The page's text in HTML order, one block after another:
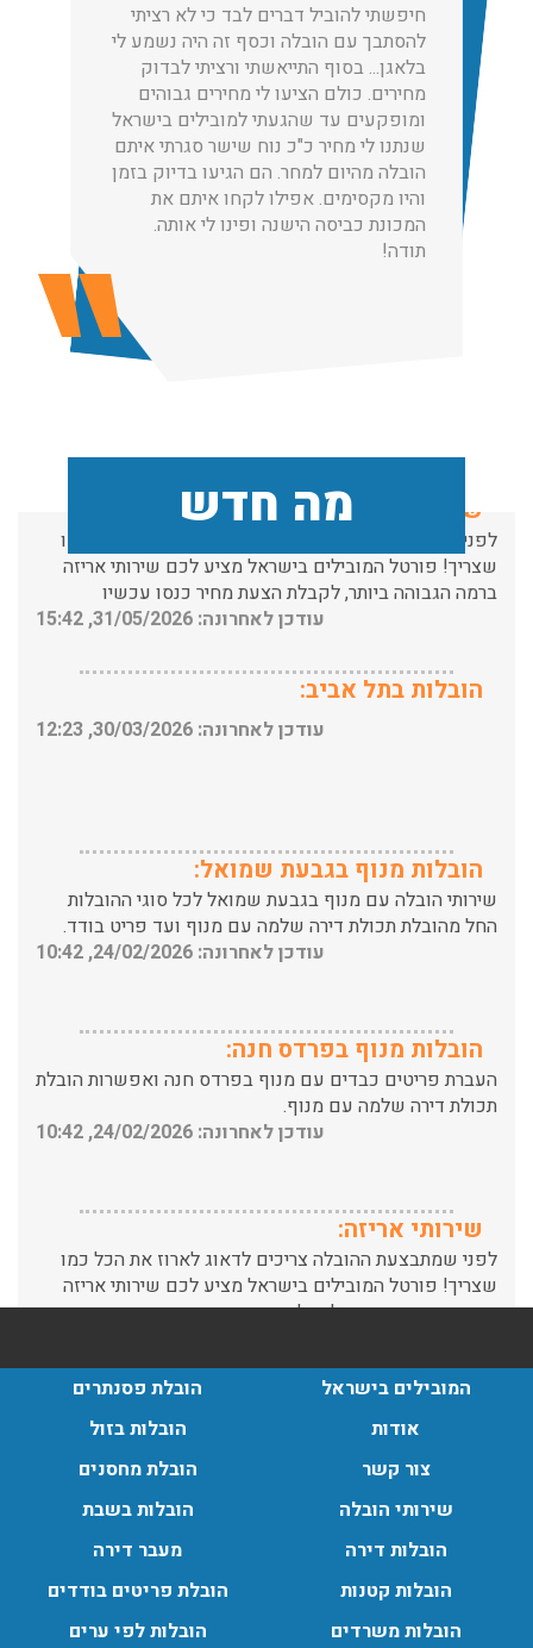
חיפשתי להוביל דברים לבד כי לא רציתי
להסתבך עם הובלה וכסף זה היה נשמע לי
בלאגן... בסוף התייאשתי ורציתי לבדוק
מחירים. כולם הציעו לי מחירים גבוהים
ומופקעים עד שהגעתי למובילים בישראל
שנתנו לי מחיר כ"כ נוח שישר סגרתי איתם
הובלה מהיום למחר. הם הגיעו בדיוק בזמן
והיו מקסימים. אפילו לקחו איתם את
המכונת כביסה הישנה ופינו לי אותה.
תודה!
מה חדש
הובלות מנוף בגבעת שמואל:
שירותי הובלה עם מנוף בגבעת שמואל לכל סוגי ההובלות
החל מהובלת תכולת דירה שלמה עם מנוף ועד פריט בודד.
עודכן לאחרונה: 24/02/2026, 10:42
העברת פריטים כבדים עם מנוף בפרדס חנה ואפשרות הובלת
שירותי אריזה:
לפני שמתבצעת ההובלה צריכים לדאוג לארוז את הכל כמו
שצריך! פורטל המובילים בישראל מציע לכם שירותי אריזה
ברמה הגבוהה ביותר, לקבלת הצעת מחיר כנסו עכשיו
עודכן לאחרונה: 31/05/2026, 15:42
עודכן לאחרונה: 30/03/2026, 12:23
שירותי הובלה עם מנוף בגבעת שמואל לכל סוגי ההובלות
החל מהובלת תכולת דירה שלמה עם מנוף ועד פריט בודד.
עודכן לאחרונה: 24/02/2026, 10:42
העברת פריטים כבדים עם מנוף בפרדס חנה ואפשרות הובלת
תכולת דירה שלמה עם מנוף.
עודכן לאחרונה: 24/02/2026, 10:42
לפני שמתבצעת ההובלה צריכים לדאוג לארוז את הכל כמו
שצריך! פורטל המובילים בישראל מציע לכם שירותי אריזה
ברמה הגבוהה ביותר, לקבלת הצעת מחיר כנסו עכשיו
עודכן לאחרונה: 31/05/2026, 15:42
עודכן לאחרונה: 30/03/2026, 12:23
הובלות מנוף בגבעת שמואל:
החל מהובלת תכולת דירה שלמה עם מנוף ועד פריט בודד.
עודכן לאחרונה: 24/02/2026, 10:42
המובילים בישראל
אודות
צור קשר
שירותי הובלה
הובלות דירה
הובלות קטנות
הובלות משרדים
הובלת פסנתרים
הובלות בזול
הובלת מחסנים
הובלות בשבת
מעבר דירה
הובלת פריטים בודדים
הובלות לפי ערים